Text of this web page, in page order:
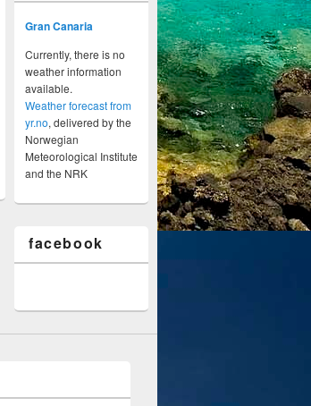
Gran Canaria
Currently, there is no
weather information
available.
Weather forecast from
yr.no, delivered by the
Norwegian
Meteorological Institute
and the NRK
facebook